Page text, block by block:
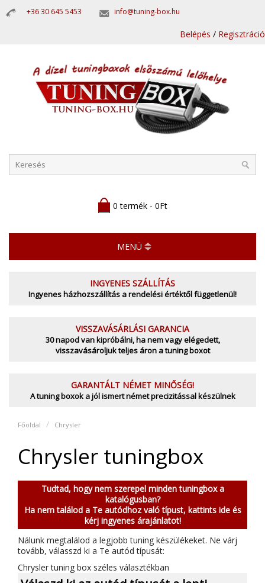
+36 30 645 5453 info@tuning-box.hu
Belépés / Regisztráció
0 termék - 0Ft
MENÜ
INGYENES SZÁLLÍTÁS
Ingyenes házhozszállítás a rendelési értéktől függetlenül!
VISSZAVÁSÁRLÁSI GARANCIA
30 napod van kipróbálni, ha nem vagy elégedett,
visszavásároljuk teljes áron a tuning boxot
GARANTÁLT NÉMET MINŐSÉG!
A tuning boxok a jól ismert német precizitással készülnek
Főoldal Chrysler
Chrysler tuningbox
Tudtad, hogy nem szerepel minden tuningbox a
katalógusban?
Ha nem találod a Te autódhoz való típust, kattints ide és
kérj ingyenes árajánlatot!
Nálunk megtalálod a legjobb tuning készülékeket. Ne várj
tovább, válasszd ki a Te autód típusát:
Chrysler tuning box széles választékban